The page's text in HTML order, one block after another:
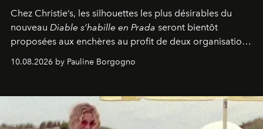
Chez Christie’s, les silhouettes les plus désirables du
nouveau Diable s’habille en Prada seront bientôt
proposées aux enchères au profit de deux organisations
10.08.2026 by Pauline Borgogno